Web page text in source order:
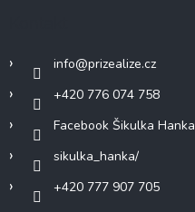
info@prizealize.cz
+420 776 074 758
Facebook Šikulka Hanka
sikulka_hanka/
+420 777 907 705